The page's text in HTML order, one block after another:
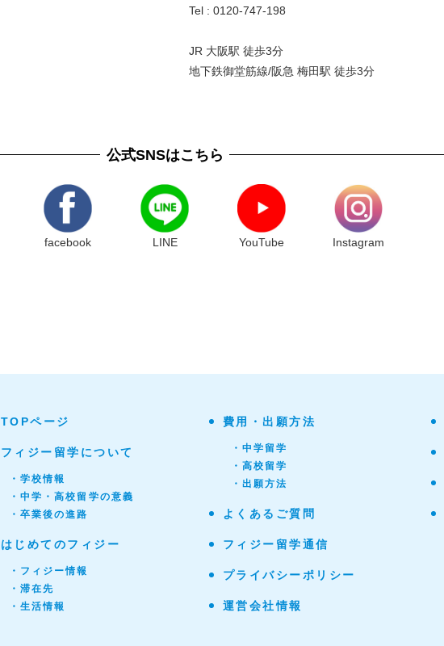
Tel : 0120-747-198
JR 大阪駅 徒歩3分
地下鉄御堂筋線/阪急 梅田駅 徒歩3分
公式SNSはこちら
facebook LINE YouTube Instagram
TOPページ
フィジー留学について
・学校情報
・中学・高校留学の意義
・卒業後の進路
はじめてのフィジー
・フィジー情報
・滞在先
・生活情報
費用・出願方法
・中学留学
・高校留学
・出願方法
よくあるご質問
フィジー留学通信
プライバシーポリシー
運営会社情報